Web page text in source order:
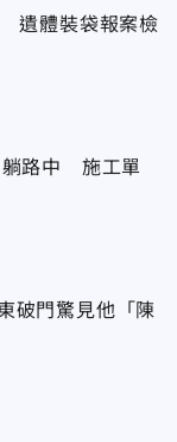
遺體裝袋報案檢
躺路中 施工單
破門驚見他「陳